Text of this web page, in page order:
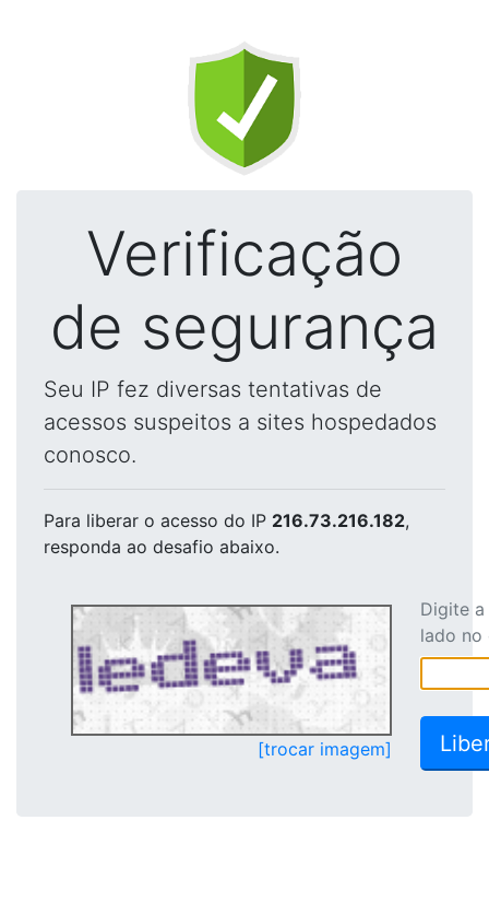
Verificação
de segurança
Seu IP fez diversas tentativas de
acessos suspeitos a sites hospedados
conosco.
Para liberar o acesso do IP 216.73.216.182,
responda ao desafio abaixo.
[trocar imagem]
Digite
lado no